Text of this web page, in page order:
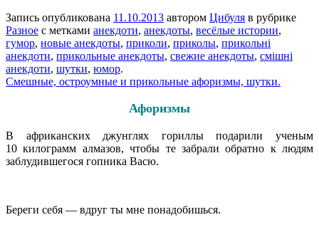
Запись опубликована 11.10.2013 автором Цибуля в рубрике
Разное с метками анекдоти, анекдоты, весёлые истории,
гумор, новые анекдоты, приколи, приколы, прикольні
анекдоти, прикольные анекдоты, свежие анекдоты, смішні
анекдоти, шутки, юмор.
Смешные, остроумные и прикольные афоризмы, шутки.
Афоризмы
В африканских джунглях гориллы подарили ученым
10 килограмм алмазов, чтобы те забрали обратно к людям
заблудившегося гопника Васю.
Береги себя — вдруг ты мне понадобишься.